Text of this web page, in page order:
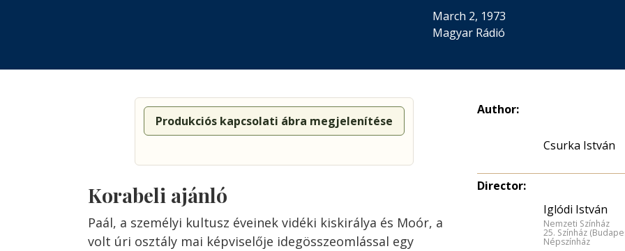
March 2, 1973
Magyar Rádió
Produkciós kapcsolati ábra megjelenítése
Korabeli ajánló
Paál, a személyi kultusz éveinek vidéki kiskirálya és Moór, a
volt úri osztály mai képviselője idegösszeomlással egy
Author:
Csurka István
Director:
Iglódi István
Nemzeti Színház
25. Színház
Népszínház